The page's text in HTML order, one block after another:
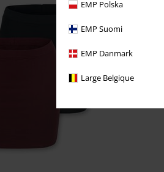
EMP Polska
EMP Suomi
EMP Danmark
Large Belgique